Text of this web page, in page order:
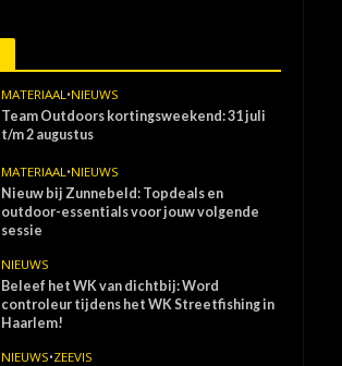
MATERIAAL •NIEUWS
Team Outdoors kortingsweekend: 31 juli
t/m 2 augustus
MATERIAAL •NIEUWS
Nieuw bij Zunnebeld: Topdeals en
outdoor-essentials voor jouw volgende
sessie
NIEUWS
Beleef het WK van dichtbij: Word
controleur tijdens het WK Streetfishing in
Haarlem!
NIEUWS•ZEEVIS